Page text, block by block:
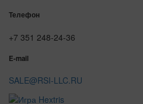
Телефон
+7 351 248-24-36
E-mail
SALE@RSI-LLC.RU